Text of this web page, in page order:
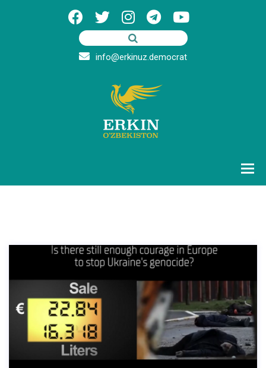
info@erkinuz.democrat